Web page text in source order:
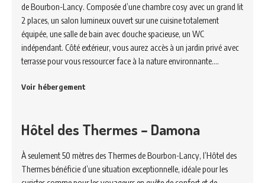
de Bourbon-Lancy. Composée d’une chambre cosy avec un grand lit
2 places, un salon lumineux ouvert sur une cuisine totalement
équipée, une salle de bain avec douche spacieuse, un WC
indépendant. Côté extérieur, vous aurez accès à un jardin privé avec
terrasse pour vous ressourcer face à la nature environnante.…
Voir hébergement
Hôtel des Thermes – Damona
À seulement 50 mètres des Thermes de Bourbon-Lancy, l’Hôtel des
Thermes bénéficie d’une situation exceptionnelle, idéale pour les